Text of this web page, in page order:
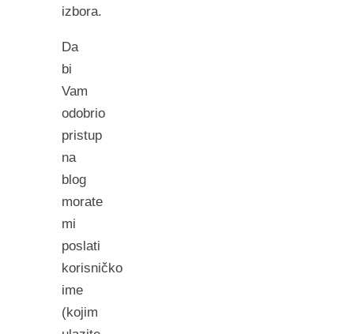
izbora.
Da
bi
Vam
odobrio
pristup
na
blog
morate
mi
poslati
korisničko
ime
(kojim